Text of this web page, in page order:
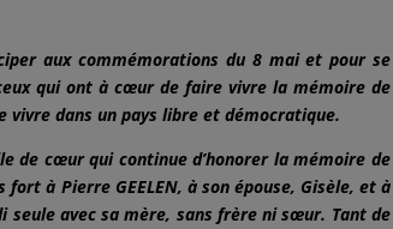
aux commémorations du 8 mai et pour se
qui ont à cœur de faire vivre la mémoire de
dans un pays libre et démocratique.
de cœur qui continue d’honorer la mémoire de
à Pierre GEELEN, à son épouse, Gisèle, et à
seule avec sa mère, sans frère ni sœur. Tant de